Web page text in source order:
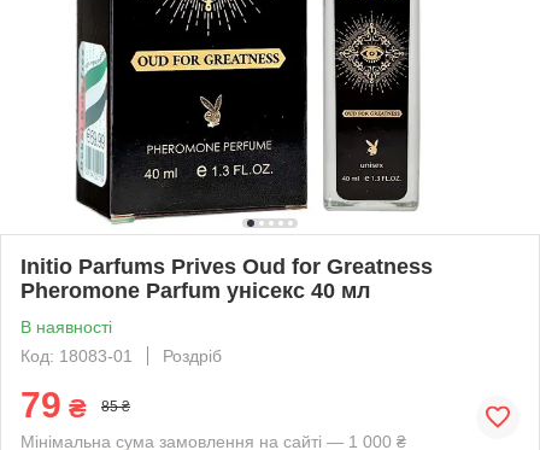
Initio Parfums Prives Oud for Greatness
Pheromone Parfum унісекс 40 мл
В наявності
Код: 18083-01
Роздріб
79 ₴ 85 ₴
Мінімальна сума замовлення на сайті — 1 000 ₴